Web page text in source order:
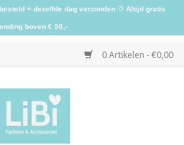
0 Artikelen - €0,00
= dezelfde dag verzonden ♡ Altijd gratis
boven € 50,-